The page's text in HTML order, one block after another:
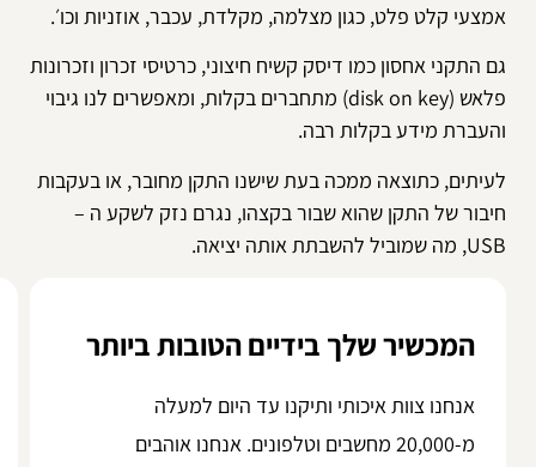
אמצעי קלט פלט, כגון מצלמה, מקלדת, עכבר, אוזניות וכו׳.
גם התקני אחסון כמו דיסק קשיח חיצוני, כרטיסי זכרון וזכרונות
פלאש (disk on key) מתחברים בקלות, ומאפשרים לנו גיבוי
והעברת מידע בקלות רבה.
לעיתים, כתוצאה ממכה בעת שישנו התקן מחובר, או בעקבות
חיבור של התקן שהוא שבור בקצהו, נגרם נזק לשקע ה –
USB, מה שמוביל להשבתת אותה יציאה.
המכשיר שלך בידיים הטובות ביותר
אנחנו צוות איכותי ותיקנו עד היום למעלה
מ-20,000 מחשבים וטלפונים. אנחנו אוהבים